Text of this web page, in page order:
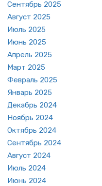
Сен­тябрь 2025
Ав­густ 2025
Июль 2025
Июнь 2025
Ап­рель 2025
Март 2025
Фев­раль 2025
Ян­варь 2025
Де­кабрь 2024
Но­ябрь 2024
Ок­тябрь 2024
Сен­тябрь 2024
Ав­густ 2024
Июль 2024
Июнь 2024